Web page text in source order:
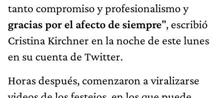
tanto compromiso y profesionalismo y
gracias por el afecto de siempre", escribió
Cristina Kirchner en la noche de este lunes
en su cuenta de Twitter.
Horas después, comenzaron a viralizarse